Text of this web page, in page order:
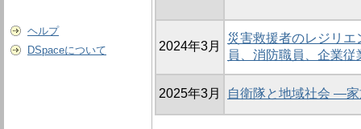
ヘルプ
DSpaceについて
2024年3月
災害救援者のレジリ
員、消防職員、企業
2025年3月 自衛隊と地域社会 ―